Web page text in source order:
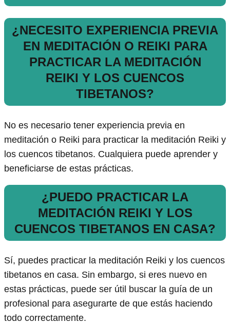
¿NECESITO EXPERIENCIA PREVIA
EN MEDITACIÓN O REIKI PARA
PRACTICAR LA MEDITACIÓN
REIKI Y LOS CUENCOS
TIBETANOS?
No es necesario tener experiencia previa en
meditación o Reiki para practicar la meditación Reiki y
los cuencos tibetanos. Cualquiera puede aprender y
beneficiarse de estas prácticas.
¿PUEDO PRACTICAR LA
MEDITACIÓN REIKI Y LOS
CUENCOS TIBETANOS EN CASA?
Sí, puedes practicar la meditación Reiki y los cuencos
tibetanos en casa. Sin embargo, si eres nuevo en
estas prácticas, puede ser útil buscar la guía de un
profesional para asegurarte de que estás haciendo
todo correctamente.